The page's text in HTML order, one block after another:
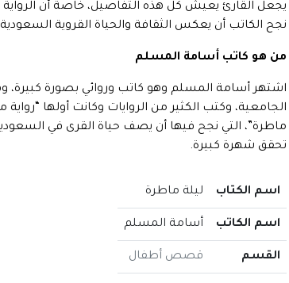
يجعل القارئ يعيش كل هذه التفاصيل، خاصة أن
نجح الكاتب أن يعكس الثقافة والحياة القروية
من هو كاتب أسامة المسلم
اشتهر أسامة المسلم وهو كاتب وروائي بصورة كبيرة،
ماطرة”، التي نجح فيها أن يصف حياة القرى في
تحقق شهرة كبيرة.
اسم الكتاب ليلة ماطرة
اسم الكاتب أسامة المسلم
القسم قصص أطفال